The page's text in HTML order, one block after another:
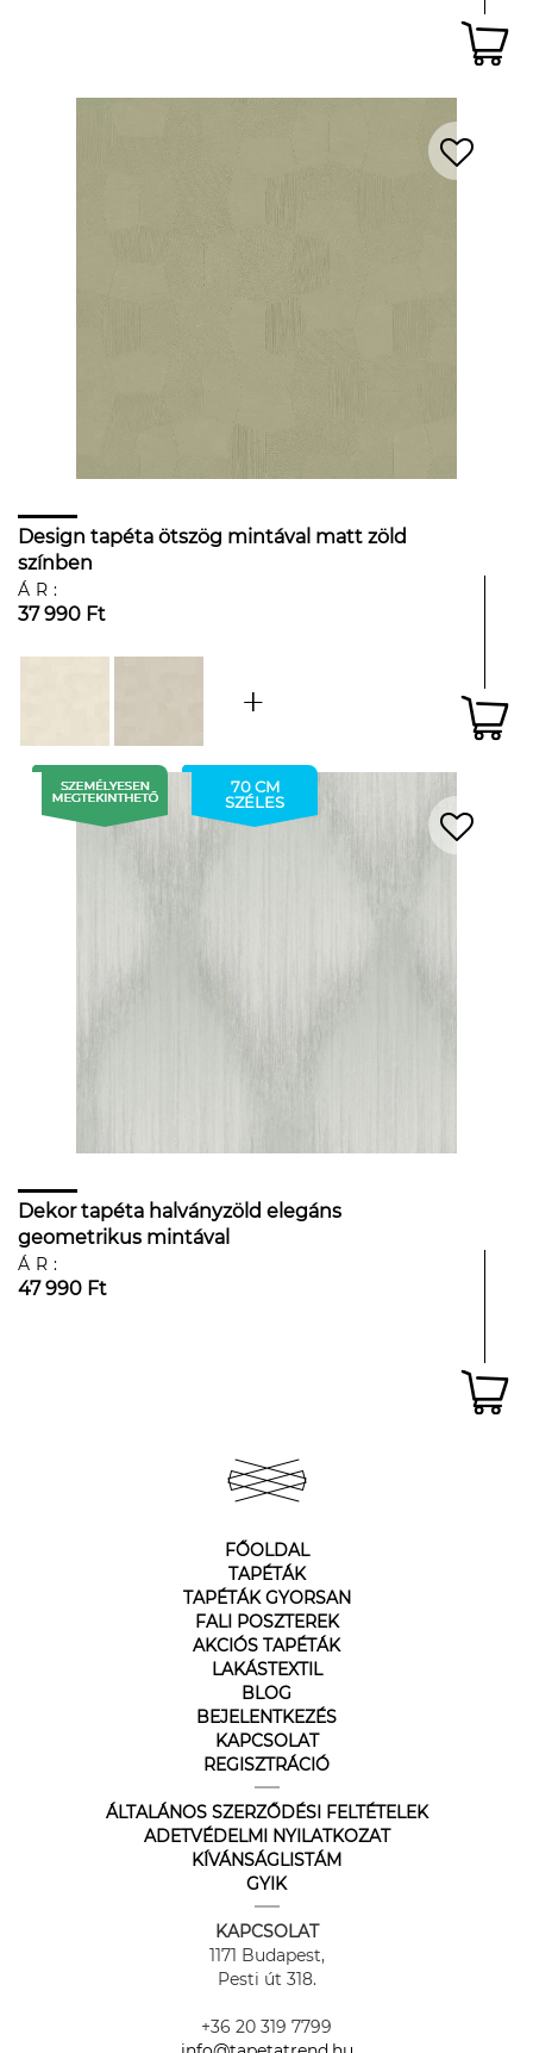
Design tapéta ötszög mintával matt zöld
színben
ÁR:
37 990 Ft
70 CM
SZÉLES
Dekor tapéta halványzöld elegáns
geometrikus mintával
ÁR:
47 990 Ft
FŐOLDAL
TAPÉTÁK
TAPÉTÁK GYORSAN
FALI POSZTEREK
AKCIÓS TAPÉTÁK
LAKÁSTEXTIL
BLOG
BEJELENTKEZÉS
KAPCSOLAT
REGISZTRÁCIÓ
ÁLTALÁNOS SZERZŐDÉSI FELTÉTELEK
ADETVÉDELMI NYILATKOZAT
KÍVÁNSÁGLISTÁM
GYIK
KAPCSOLAT
1171 Budapest,
Pesti út 318.
+36 20 319 7799